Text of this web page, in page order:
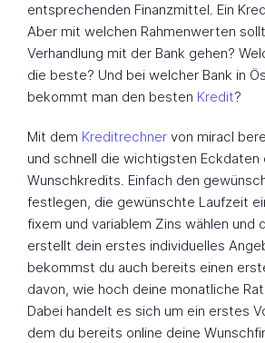
entsprechenden Finanzmittel. Ein
Aber mit welchen Rahmenwerten
Verhandlung mit der Bank gehen?
die beste? Und bei welcher Bank in
bekommt man den besten Kredit?
Mit dem Kreditrechner von miracl
und schnell die wichtigsten Eckdaten
Wunschkredits. Einfach den
festlegen, die gewünschte Laufzeit
fixem und variablem Zins wählen und
erstellt dein erstes individuelles
bekommst du auch bereits einen
davon, wie hoch deine monatliche
Dabei handelt es sich um ein erstes
dem du bereits online deine